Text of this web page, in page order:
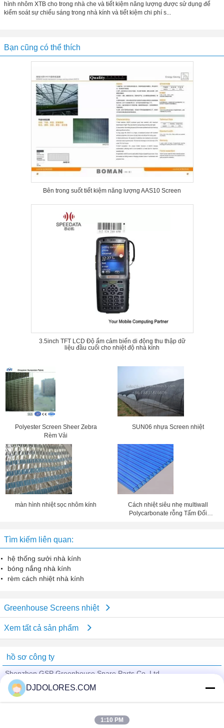
hình nhôm XTB cho trong nhà che và tiết kiệm năng lượng được sử dụng để
kiểm soát sự chiếu sáng trong nhà kính và tiết kiệm chi phí s...
Bạn cũng có thể thích
Bên trong suốt tiết kiệm năng lượng AAS10 Screen
3.5inch TFT LCD Độ ẩm cảm biến di động thu thập dữ
liệu đầu cuối cho nhiệt độ nhà kính
Polyester Screen Sheer Zebra
Rèm Vải
SUN06 nhựa Screen nhiệt
màn hình nhiệt sọc nhôm kính
Cách nhiệt siêu nhẹ multiwall
Polycarbonate rỗng Tấm Đối
Tìm kiếm liên quan:
hệ thống sưởi nhà kính
bóng nắng nhà kính
rèm cách nhiệt nhà kính
Greenhouse Screens nhiệt
Xem tất cả sản phẩm
hồ sơ công ty
Shenzhen GSP Greenhouse Spare Parts Co.,Ltd
Nhà cung cấp xác nhận
Trust Seal
Verified Suplier
DJDOLORES.COM
1:10 PM